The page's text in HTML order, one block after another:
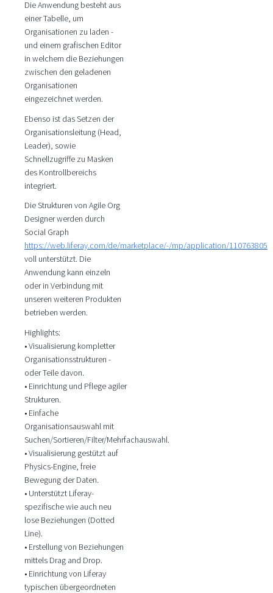
Die Anwendung besteht aus
einer Tabelle, um
Organisationen zu laden -
und einem grafischen Editor
in welchem die Beziehungen
zwischen den geladenen
Organisationen
eingezeichnet werden.
Ebenso ist das Setzen der
Organisationsleitung (Head,
Leader), sowie
Schnellzugriffe zu Masken
des Kontrollbereichs
integriert.
Die Strukturen von Agile Org
Designer werden durch
Social Graph
https://web.liferay.com/de/marketplace/-/mp/application/110763805
voll unterstützt. Die
Anwendung kann einzeln
oder in Verbindung mit
unseren weiteren Produkten
betrieben werden.
Highlights:
• Visualisierung kompletter
Organisationsstrukturen -
oder Teile davon.
• Einrichtung und Pflege agiler
Strukturen.
• Einfache
Organisationsauswahl mit
Suchen/Sortieren/Filter/Mehrfachauswahl.
• Visualisierung gestützt auf
Physics-Engine, freie
Bewegung der Daten.
• Unterstützt Liferay-
spezifische wie auch neu
lose Beziehungen (Dotted
Line).
• Erstellung von Beziehungen
mittels Drag and Drop.
• Einrichtung von Liferay
typischen übergeordneten